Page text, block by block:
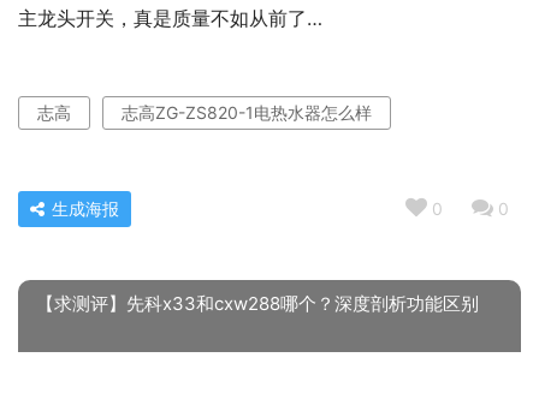
主龙头开关，真是质量不如从前了…
志高 志高ZG-ZS820-1电热水器怎么样
0 0
生成海报
【求测评】先科x33和cxw288哪个？深度剖析功能区别